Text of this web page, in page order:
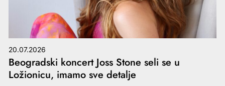
20.07.2026
Beogradski koncert Joss Stone seli se u
Ložionicu, imamo sve detalje